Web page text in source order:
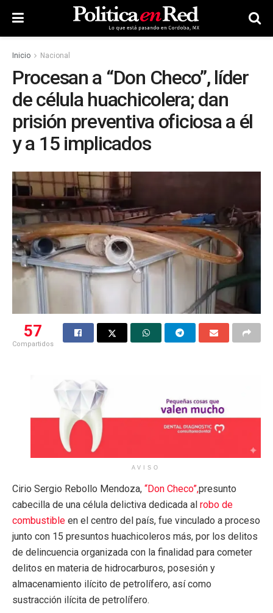
Inicio Nacional
Procesan a “Don Checo”, líder
de célula huachicolera; dan
prisión preventiva oficiosa a él
y a 15 implicados
57
Compartidos
AVISO
Cirio Sergio Rebollo Mendoza, “Don Checo”,presunto
cabecilla de una célula delictiva dedicada al robo de
combustible en el centro del país, fue vinculado a proceso
junto con 15 presuntos huachicoleros más, por los delitos
de delincuencia organizada con la finalidad para cometer
delitos en materia de hidrocarburos, posesión y
almacenamiento ilícito de petrolífero, así como
sustracción ilícita de petrolífero.